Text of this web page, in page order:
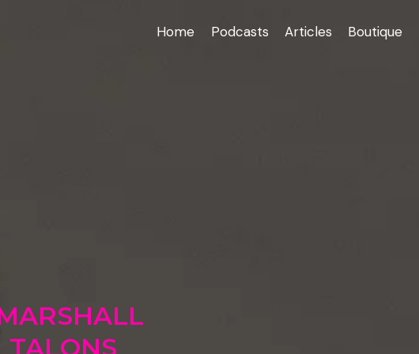
Home Podcasts Articles Boutique
TALONS